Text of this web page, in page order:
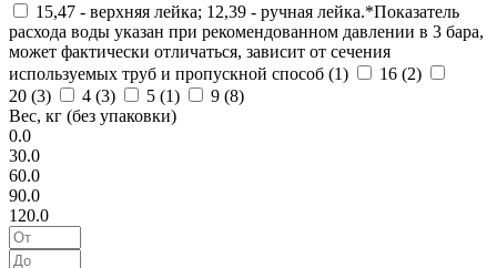
15,47 - верхняя лейка; 12,39 - ручная лейка.*Показатель
расхода воды указан при рекомендованном давлении в 3 бара,
может фактически отличаться, зависит от сечения
используемых труб и пропускной способ (1) 16 (2)
20 (3) 4 (3) 5 (1) 9 (8)
Вес, кг (без упаковки)
0.0
30.0
60.0
90.0
120.0